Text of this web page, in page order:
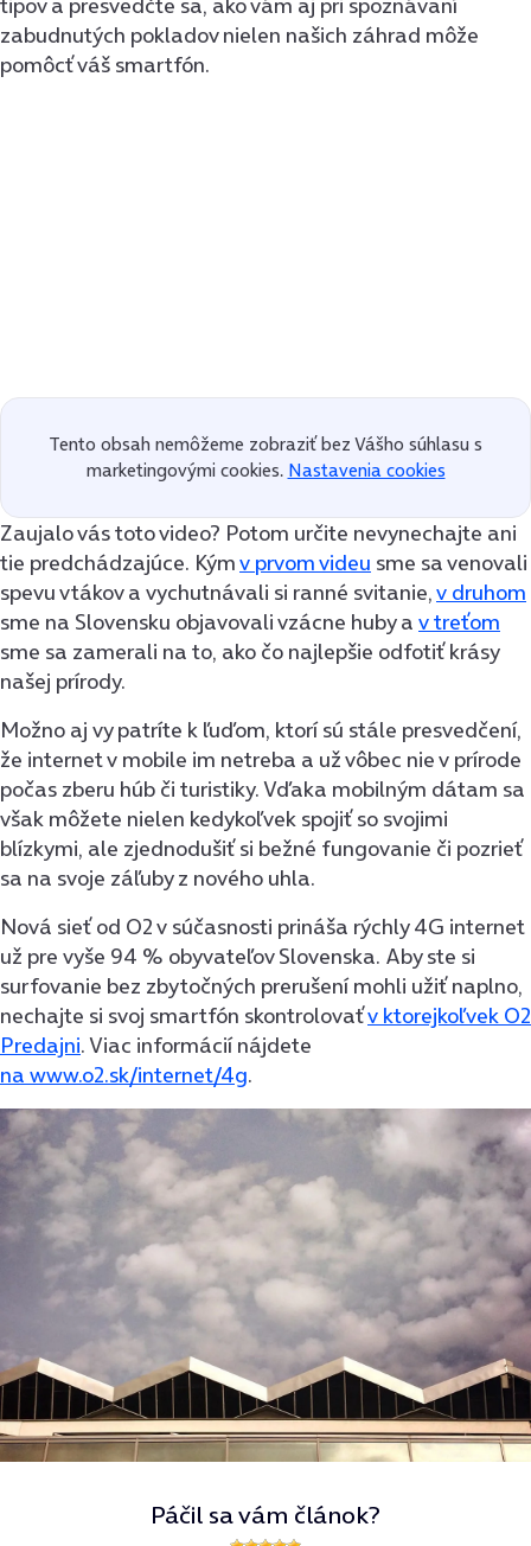
zabudnutých pokladov nielen našich záhrad môže
pomôcť váš smartfón.
Tento obsah nemôžeme zobraziť bez Vášho súhlasu s
marketingovými cookies. Nastavenia cookies
Zaujalo vás toto video? Potom určite nevynechajte ani
tie predchádzajúce. Kýmv prvom videu sme sa venovali
spevu vtákov a vychutnávali si ranné svitanie,v druhom
sme na Slovensku objavovali vzácne huby a v treťom
sme sa zamerali na to, ako čo najlepšie odfotiť krásy
našej prírody.
Možno aj vy patríte k ľuďom, ktorí sú stále presvedčení,
že internet v mobile im netreba a už vôbec nie v prírode
počas zberu húb či turistiky. Vďaka mobilným dátam sa
však môžete nielen kedykoľvek spojiť so svojimi
blízkymi, ale zjednodušiť si bežné fungovanie či pozrieť
sa na svoje záľuby z nového uhla.
Nová sieť od O2 v súčasnosti prináša rýchly 4G internet
už pre vyše 94 % obyvateľov Slovenska. Aby ste si
surfovanie bez zbytočných prerušení mohli užiť naplno,
nechajte si svoj smartfón skontrolovaťv ktorejkoľvek O2
Predajni. Viac informácií nájdete
na www.o2.sk/internet/4g.
Páčil sa vám článok?